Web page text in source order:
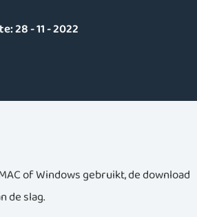
28 - 11 - 2022
of Windows gebruikt, de download
de slag.